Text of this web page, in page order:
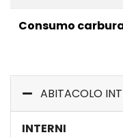
Consumo
ABITACOLO
INTERNI